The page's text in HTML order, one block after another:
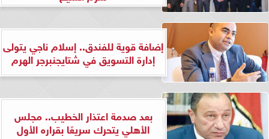
إضافة قوية للفندق.. إسلام ناجي يتولى
إدارة التسويق في شتايجنبرجر الهرم
بعد صدمة اعتذار الخطيب.. مجلس
الأهلي يتحرك سريعًا بقراره الأول